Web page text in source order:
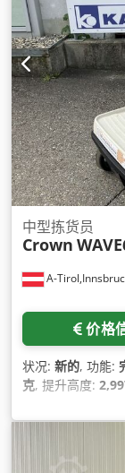
A-
中型拣货员
Crown
价格
状况: 新的, 功能:
克, 提升高度: